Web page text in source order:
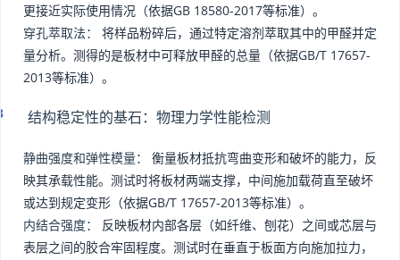
更接近实际使用情况（依据GB 18580-2017等标准）。
穿孔萃取法：
将样品粉碎后，通过特定溶剂萃取其中的甲醛并定
量分析。测得的是板材中可释放甲醛的总量（依据GB/T 17657-
2013等标准）。
结构稳定性的基石：物理力学性能检测
静曲强度和弹性模量：
衡量板材抵抗弯曲变形和破坏的能力，反
映其承载性能。测试时将板材两端支撑，中间施加载荷直至破坏
或达到规定变形（依据GB/T 17657-2013等标准）。
内结合强度：
反映板材内部各层（如纤维、刨花）之间或芯层与
表层之间的胶合牢固程度。测试时在垂直于板面方向施加拉力，